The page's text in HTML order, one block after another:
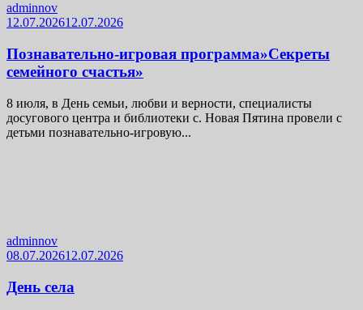
adminnov
12.07.202612.07.2026
Познавательно-игровая программа»Секреты
семейного счастья»
8 июля, в День семьи, любви и верности, специалисты
досугового центра и библиотеки с. Новая Пятина провели с
детьми познавательно-игровую...
adminnov
08.07.202612.07.2026
День села